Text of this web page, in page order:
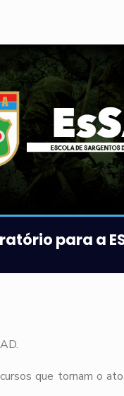
para a
que tornam o